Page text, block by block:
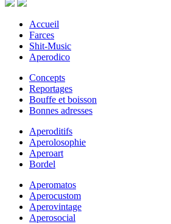
Accueil
Farces
Shit-Music
Aperodico
Concepts
Reportages
Bouffe et boisson
Bonnes adresses
Aperoditifs
Aperolosophie
Aperoart
Bordel
Aperomatos
Aperocustom
Aperovintage
Aperosocial